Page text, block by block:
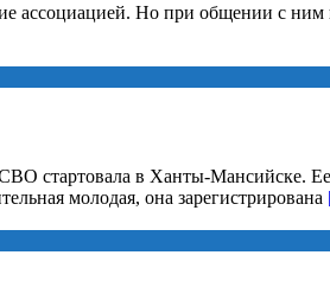
ассоциацией. Но при общении с ним
стартовала в Ханты-Мансийске. Ее
молодая, она зарегистрирована